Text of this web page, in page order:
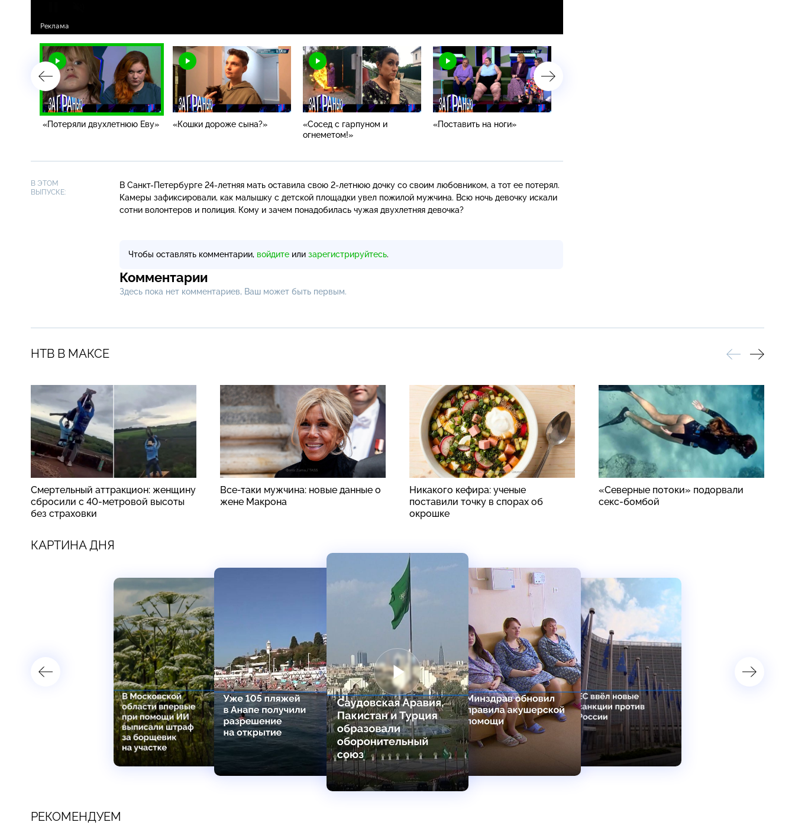
«Потеряли двухлетнюю Еву» «Кошки дороже сына?»
«Сосед с гарпуном и
огнеметом!»
«Поставить на ноги»
В ЭТОМ
ВЫПУСКЕ:
В Санкт-Петербурге 24-летняя мать оставила свою 2-летнюю дочку со своим любовником, а тот ее потерял.
Камеры зафиксировали, как малышку с детской площадки увел пожилой мужчина. Всю ночь девочку искали
сотни волонтеров и полиция. Кому и зачем понадобилась чужая двухлетняя девочка?
Чтобы оставлять комментарии, войдите или зарегистрируйтесь.
Комментарии
Здесь пока нет комментариев, Ваш может быть первым.
НТВ В МАКСЕ
Смертельный аттракцион: женщину
сбросили с 40-метровой высоты
без страховки
Все-таки мужчина: новые данные о
жене Макрона
Никакого кефира: ученые
поставили точку в спорах об
окрошке
«Северные потоки» подорвали
секс-бомбой
КАРТИНА ДНЯ
РЕКОМЕНДУЕМ